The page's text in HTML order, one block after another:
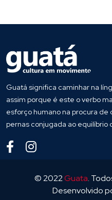
Guatá significa caminhar na
assim porque é este o verbo
esforço humano na procura
pernas conjugada ao
© 2022Guata.
Desenvolvido